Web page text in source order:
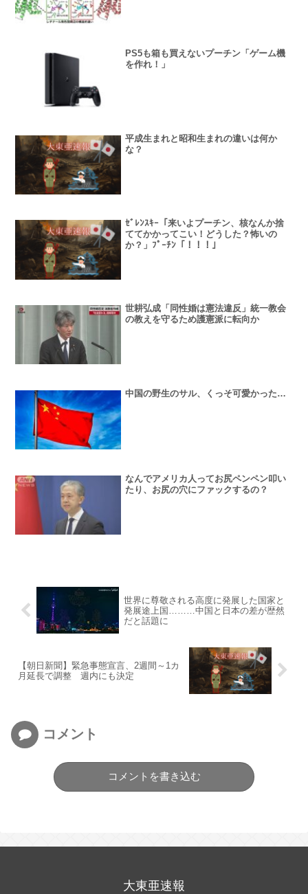
PS5も箱も買えないプーチン「ゲーム機
を作れ！」
平成生まれと昭和生まれの違いは何か
な？
ｾﾞﾚﾝｽｷｰ「来いよプーチン、核なんか捨
ててかかってこい！どうした？怖いの
か？」ﾌﾟｰﾁﾝ「！！！」
世耕弘成「同性婚は憲法違反」統一教会
の教えを守るため護憲派に転向か
中国の野生のサル、くっそ可愛かった…
なんでアメリカ人ってお尻ペンペン叩い
たり、お尻の穴にファックするの？
世界に尊敬される高度に発展した国家と
発展途上国………中国と日本の差が歴然
だと話題に
【朝日新聞】緊急事態宣言、2週間～1カ
月延長で調整 週内にも決定
コメント
コメントを書き込む
大東亜速報